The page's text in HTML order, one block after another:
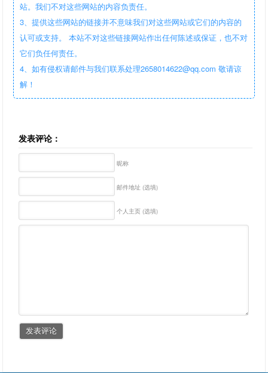
站。我们不对这些网站的内容负责任。
3、提供这些网站的链接并不意味我们对这些网站或它们的内容的
认可或支持。 本站不对这些链接网站作出任何陈述或保证，也不对
它们负任何责任。
4、如有侵权请邮件与我们联系处理2658014622@qq.com 敬请谅
解！
发表评论：
昵称
邮件地址 (选填)
个人主页 (选填)